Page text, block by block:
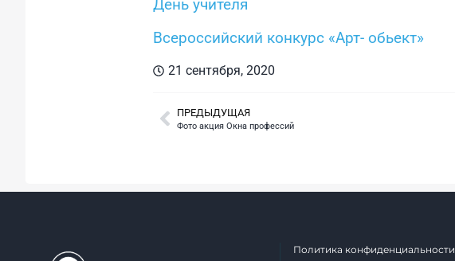
День учителя
Всероссийский конкурс «Арт- обьект»
21 сентября, 2020
ПРЕДЫДУЩАЯ
Фото акция Окна профессий
Политика конфиденциальности